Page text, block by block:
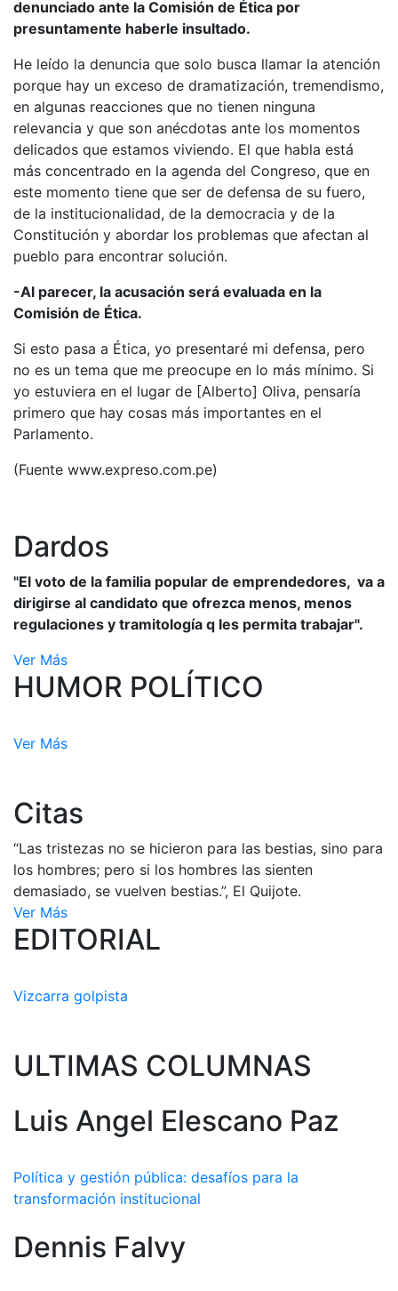
denunciado ante la Comisión de Ética por
presuntamente haberle insultado.
He leído la denuncia que solo busca llamar la atención
porque hay un exceso de dramatización, tremendismo,
en algunas reacciones que no tienen ninguna
relevancia y que son anécdotas ante los momentos
delicados que estamos viviendo. El que habla está
más concentrado en la agenda del Congreso, que en
este momento tiene que ser de defensa de su fuero,
de la institucionalidad, de la democracia y de la
Constitución y abordar los problemas que afectan al
pueblo para encontrar solución.
-Al parecer, la acusación será evaluada en la
Comisión de Ética.
Si esto pasa a Ética, yo presentaré mi defensa, pero
no es un tema que me preocupe en lo más mínimo. Si
yo estuviera en el lugar de [Alberto] Oliva, pensaría
primero que hay cosas más importantes en el
Parlamento.
(Fuente www.expreso.com.pe)
Dardos
"El voto de la familia popular de emprendedores, va a
dirigirse al candidato que ofrezca menos, menos
regulaciones y tramitología q les permita trabajar".
Ver Más
HUMOR POLÍTICO
Ver Más
Citas
“Las tristezas no se hicieron para las bestias, sino para
los hombres; pero si los hombres las sienten
demasiado, se vuelven bestias.”, El Quijote.
Ver Más
EDITORIAL
Vizcarra golpista
ULTIMAS COLUMNAS
Luis Angel Elescano Paz
Política y gestión pública: desafíos para la
transformación institucional
Dennis Falvy